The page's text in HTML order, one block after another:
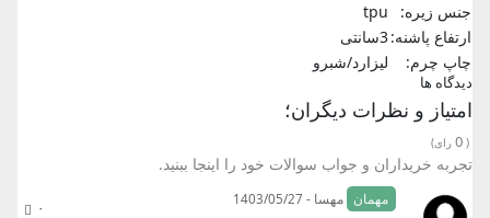
جنس زیره:
tpu
ارتفاع پاشنه:3سانتی
چاپ چرم:
لیزارد/شبرو
دیدگاه ها
امتیاز و نظرات دیگران؛
(
0 رای)
تجربه خریداران و جواب سوالات خود را اینجا ببنید.
مهمان مهسا - 1403/05/27 ۰